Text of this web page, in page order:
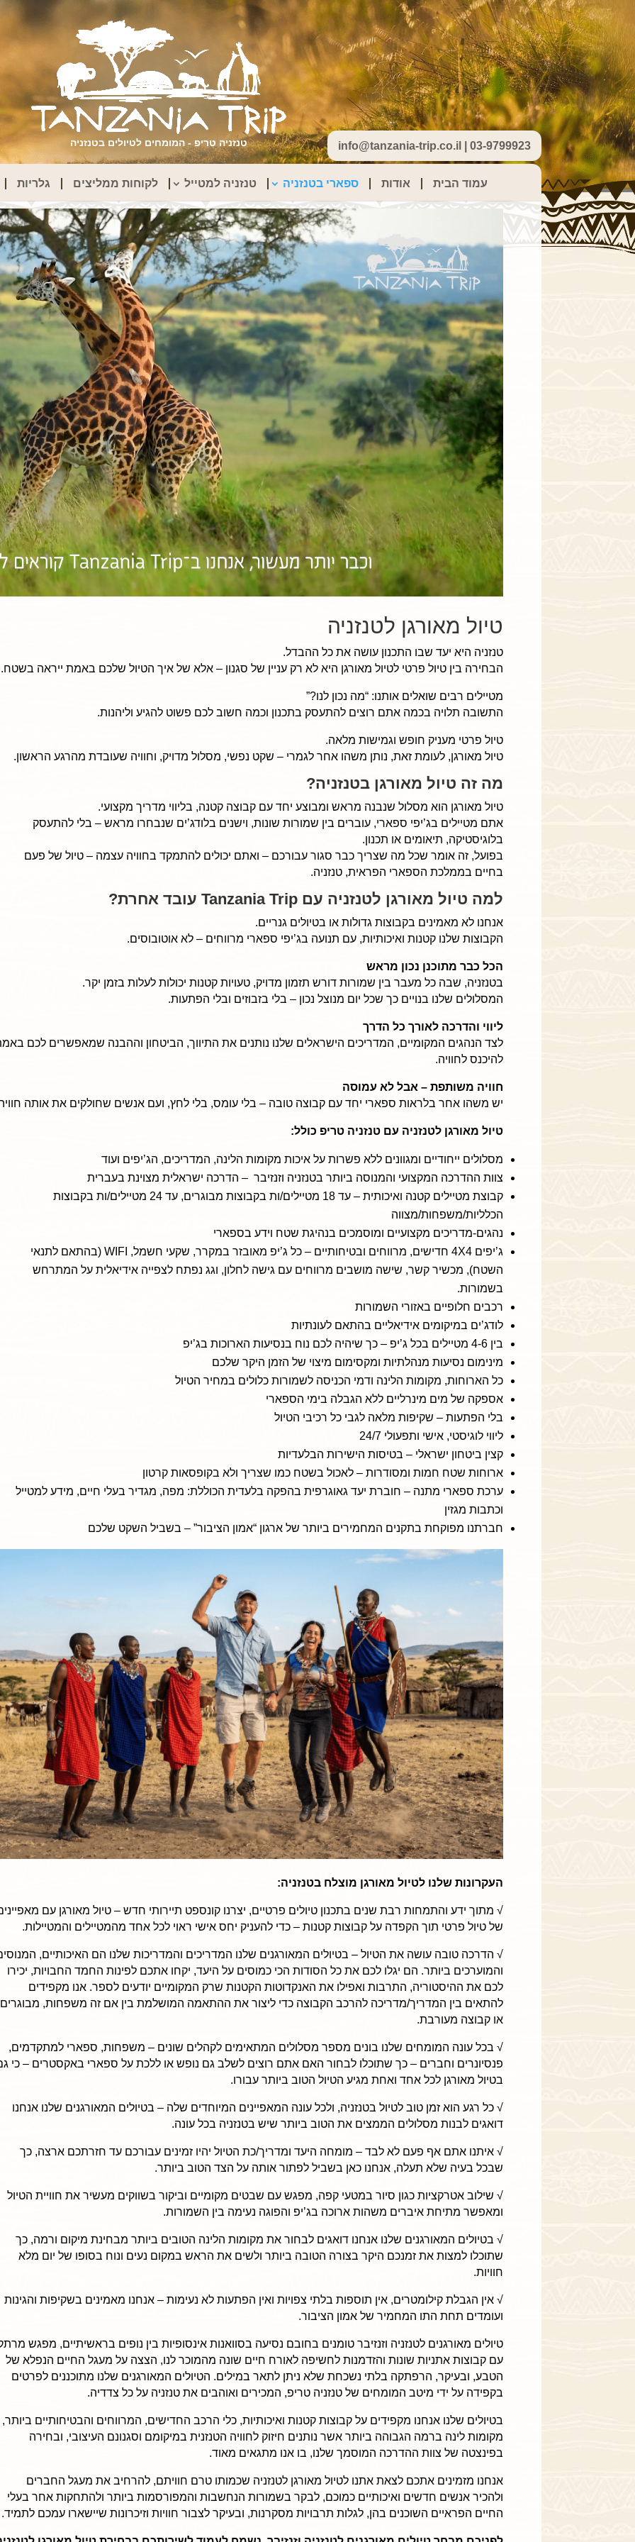
טנזניה טריפ - המומחים לטיולים בטנזניה info@tanzania-trip.co.il | 03-9799923
עמוד הבית אודות ספארי בטנזניה טנזניה למטייל לקוחות ממליצים גלריות
טיול מאורגן לטנזניה
טנזניה היא יעד שבו התכנון עושה את כל ההבדל.
הבחירה בין טיול פרטי לטיול מאורגן היא לא רק עניין של סגנון – אלא של איך הטיול שלכם באמת ייראה בשטח.
מטיילים רבים שואלים אותנו: “מה נכון לנו?”
התשובה תלויה בכמה אתם רוצים להתעסק בתכנון וכמה חשוב לכם פשוט להגיע וליהנות.
טיול פרטי מעניק חופש וגמישות מלאה.
טיול מאורגן, לעומת זאת, נותן משהו אחר לגמרי – שקט נפשי, מסלול מדויק, וחוויה שעובדת מהרגע הראשון.
מה זה טיול מאורגן בטנזניה?
טיול מאורגן הוא מסלול שנבנה מראש ומבוצע יחד עם קבוצה קטנה, בליווי מדריך מקצועי.
אתם מטיילים בג’יפי ספארי, עוברים בין שמורות שונות, וישנים בלודג’ים שנבחרו מראש – בלי להתעסק
בלוגיסטיקה, תיאומים או תכנון.
בפועל, זה אומר שכל מה שצריך כבר סגור עבורכם – ואתם יכולים להתמקד בחוויה עצמה – טיול של פעם
בחיים בממלכת הספארי הפראית, טנזניה.
למה טיול מאורגן לטנזניה עם Tanzania Trip עובד אחרת?
אנחנו לא מאמינים בקבוצות גדולות או בטיולים גנריים.
הקבוצות שלנו קטנות ואיכותיות, עם תנועה בג’יפי ספארי מרווחים – לא אוטובוסים.
הכל כבר מתוכנן נכון מראש
בטנזניה, שבה כל מעבר בין שמורות דורש תזמון מדויק, טעויות קטנות יכולות לעלות בזמן יקר.
המסלולים שלנו בנויים כך שכל יום מנוצל נכון – בלי בזבוזים ובלי הפתעות.
ליווי והדרכה לאורך כל הדרך
לצד הנהגים המקומיים, המדריכים הישראלים שלנו נותנים את התיווך, הביטחון וההבנה שמאפשרים לכם
להיכנס לחוויה.
חוויה משותפת – אבל לא עמוסה
יש משהו אחר בלראות ספארי יחד עם קבוצה טובה – בלי עומס, בלי לחץ, ועם אנשים שחולקים את אותה
טיול מאורגן לטנזניה עם טנזניה טריפ כולל:
מסלולים ייחודיים ומגוונים ללא פשרות על איכות מקומות הלינה, המדריכים, הג’יפים ועוד
צוות ההדרכה המקצועי והמנוסה ביותר בטנזניה וזנזיבר – הדרכה ישראלית מצוינת בעברית
קבוצת מטיילים קטנה ואיכותית – עד 18 מטיילים/ות בקבוצות מבוגרים, עד 24 מטיילים/ות בקבוצות
הכלליות/משפחות/מצווה
נהגים-מדריכים מקצועיים ומוסמכים בנהיגת שטח וידע בספארי
ג’יפים 4X4 חדישים, מרווחים ובטיחותיים – כל ג’יפ מאובזר במקרר, שקעי חשמל, WIFI (בהתאם לתנאי
השטח), מכשיר קשר, שישה מושבים מרווחים עם גישה לחלון, וגג נפתח לצפייה אידיאלית על המתרחש
בשמורות.
רכבים חלופיים באזורי השמורות
לודג’ים במיקומים אידיאליים בהתאם לעונתיות
בין 4-6 מטיילים בכל ג’יפ – כך שיהיה לכם נוח בנסיעות הארוכות בג’יפ
מינימום נסיעות מנהלתיות ומקסימום מיצוי של הזמן היקר שלכם
כל הארוחות, מקומות הלינה ודמי הכניסה לשמורות כלולים במחיר הטיול
אספקה של מים מינרליים ללא הגבלה בימי הספארי
בלי הפתעות – שקיפות מלאה לגבי כל רכיבי הטיול
ליווי לוגיסטי, אישי ותפעולי 24/7
קצין ביטחון ישראלי – בטיסות הישירות הבלעדיות
ארוחות שטח חמות ומסודרות – לאכול בשטח כמו שצריך ולא בקופסאות קרטון
ערכת ספארי מתנה – חוברת יעד גאוגרפית בהפקה בלעדית הכוללת: מפה, מגדיר בעלי חיים, מידע למטייל
וכתבות מגזין
חברתנו מפוקחת בתקנים המחמירים ביותר של ארגון “אמון הציבור” – בשביל השקט שלכם
העקרונות שלנו לטיול מאורגן מוצלח בטנזניה:
√ מתוך ידע והתמחות רבת שנים בתכנון טיולים פרטיים, יצרנו קונספט תיירותי חדש – טיול מאורגן עם
של טיול פרטי תוך הקפדה על קבוצות קטנות – כדי להעניק יחס אישי ראוי לכל אחד מהמטיילים והמטיילות.
√ הדרכה טובה עושה את הטיול – בטיולים המאורגנים שלנו המדריכים והמדריכות שלנו הם האיכותיים,
והמוערכים ביותר. הם יגלו לכם את כל הסודות הכי כמוסים על היעד, יקחו אתכם לפינות החמד החבויות, יכירו
לכם את ההיסטוריה, התרבות ואפילו את האנקדוטות הקטנות שרק המקומיים יודעים לספר. אנו מקפידים
להתאים בין המדריך/מדריכה להרכב הקבוצה כדי ליצור את ההתאמה המושלמת בין אם זה משפחות, מבוגרים
או קבוצה מעורבת.
√ בכל עונה המומחים שלנו בונים מספר מסלולים המתאימים לקהלים שונים – משפחות, ספארי למתקדמים,
פנסיונרים וחברים – כך שתוכלו לבחור האם אתם רוצים לשלב גם נופש או ללכת על ספארי באקסטרים – כי
בטיול מאורגן לכל אחד ואחת מגיע הטיול הטוב ביותר עבורו.
√ כל רגע הוא זמן טוב לטיול בטנזניה, ולכל עונה המאפיינים המיוחדים שלה – בטיולים המאורגנים שלנו אנחנו
דואגים לבנות מסלולים הממצים את הטוב ביותר שיש בטנזניה בכל עונה.
√ איתנו אתם אף פעם לא לבד – מומחה היעד ומדריך/כת הטיול יהיו זמינים עבורכם עד חזרתכם ארצה, כך
שבכל בעיה שלא תעלה, אנחנו כאן בשביל לפתור אותה על הצד הטוב ביותר.
√ שילוב אטרקציות כגון סיור במטעי קפה, מפגש עם שבטים מקומיים וביקור בשווקים מעשיר את חוויית הטיול
ומאפשר מתיחת איברים משהות ארוכה בג’יפ והפוגה נעימה בין השמורות.
√ בטיולים המאורגנים שלנו אנחנו דואגים לבחור את מקומות הלינה הטובים ביותר מבחינת מיקום ורמה, כך
שתוכלו למצות את זמנכם היקר בצורה הטובה ביותר ולשים את הראש במקום נעים ונוח בסופו של יום מלא
חוויות.
√ אין הגבלת קילומטרים, אין תוספות בלתי צפויות ואין הפתעות לא נעימות – אנחנו מאמינים בשקיפות והגינות
ועומדים תחת התו המחמיר של אמון הציבור.
טיולים מאורגנים לטנזניה וזנזיבר טומנים בחובם נסיעה בסוואנות אינסופיות בין נופים בראשיתיים, מפגש
עם קבוצות אתניות שונות והזדמנות לחשיפה לאורח חיים שונה מהמוכר לנו, הצצה על מעגל החיים הנפלא של
הטבע, ובעיקר, הרפתקה בלתי נשכחת שלא ניתן לתאר במילים. הטיולים המאורגנים שלנו מתוכננים לפרטים
בקפידה על ידי מיטב המומחים של טנזניה טריפ, המכירים ואוהבים את טנזניה על כל צדדיה.
בטיולים שלנו אנחנו מקפידים על קבוצות קטנות ואיכותיות, כלי הרכב החדישים, המרווחים והבטיחותיים ביותר,
מקומות לינה ברמה הגבוהה ביותר אשר נותנים חיזוק לחוויה הטנזנית במיקומם וסגנונם העיצובי, ובחירה
בפינצטה של צוות ההדרכה המוסמך שלנו, בו אנו מתגאים מאוד.
אנחנו מזמינים אתכם לצאת אתנו לטיול מאורגן לטנזניה שכמותו טרם חוויתם, להרחיב את מעגל החברים
ולהכיר אנשים חדשים ואיכותיים כמוכם, לבקר בשמורות הנחשבות והמפורסמות ביותר ולהתחקות אחר בעלי
החיים הפראיים השוכנים בהן, לגלות תרבויות מסקרנות, ובעיקר לצבור חוויות וזיכרונות שיישארו עמכם לתמיד.